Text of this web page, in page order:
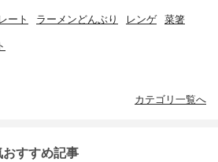
ート ラーメンどんぶり レンゲ 菜箸
カテゴリ一覧へ
すすめ記事